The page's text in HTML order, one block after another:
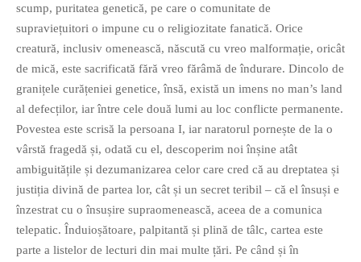
scump, puritatea genetică, pe care o comunitate de
supraviețuitori o impune cu o religiozitate fanatică. Orice
creatură, inclusiv omenească, născută cu vreo malformație, oricât
de mică, este sacrificată fără vreo fărâmă de îndurare. Dincolo de
granițele curățeniei genetice, însă, există un imens no man’s land
al defecților, iar între cele două lumi au loc conflicte permanente.
Povestea este scrisă la persoana I, iar naratorul pornește de la o
vârstă fragedă și, odată cu el, descoperim noi înșine atât
ambiguitățile și dezumanizarea celor care cred că au dreptatea și
justiția divină de partea lor, cât și un secret teribil – că el însuși e
înzestrat cu o însușire supraomenească, aceea de a comunica
telepatic. Înduioșătoare, palpitantă și plină de tâlc, cartea este
parte a listelor de lecturi din mai multe țări. Pe când și în